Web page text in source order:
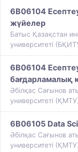
6B06104
жүйелер
Батыс Қазақстан
университеті
6B06104
бағдарламалық
Әбілқас Сағынов
университеті
6B06105 Data
Әбілқас Сағынов
университеті